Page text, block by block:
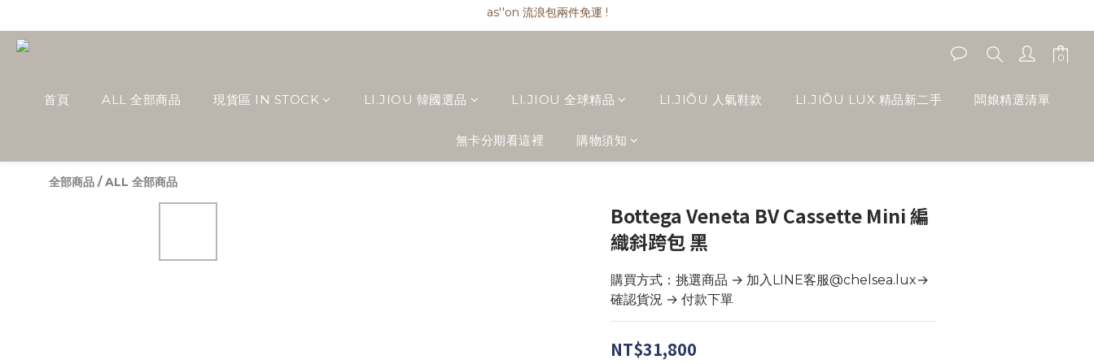
as''on 流浪包兩件免運 !
as''on 流浪包匯款現折 $ 100
as''on 流浪包兩件免運 !
首頁 ALL 全部商品 現貨區 IN STOCK LI.JIOU 韓國選品 LI.JIOU 全球精品 LI.JIÕU 人氣鞋款 LI.JIÕU LUX 精品新二手 闆娘精選清單
無卡分期看這裡 購物須知
全部商品 /ALL 全部商品
Bottega Veneta BV Cassette Mini 編
織斜跨包 黑
購買方式：挑選商品 → 加入LINE客服@chelsea.lux→
確認貨況 → 付款下單
NT$31,800